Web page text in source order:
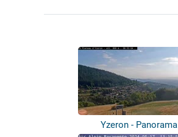
Yzeron - Panorama